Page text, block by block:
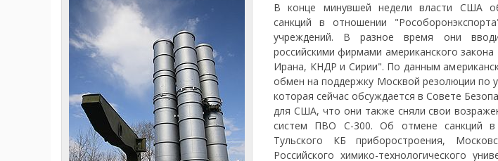
В конце минувшей недели власти США
санкций в отношении
учреждений. В разное время они
российскими фирмами американского
Ирана, КНДР и Сирии". По данным
обмен на поддержку Москвой резолюции по
которая сейчас обсуждается в Совете
для США, что они также сняли свои
систем ПВО С-300. Об отмене санкций в
Тульского КБ приборостроения,
Российского химико-технологического